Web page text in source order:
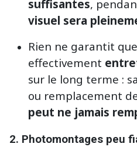
suffisantes,
visuel sera
Rien ne garantit
effectivement
sur le long terme :
ou remplacement
peut ne jamais
2. Photomontages peu